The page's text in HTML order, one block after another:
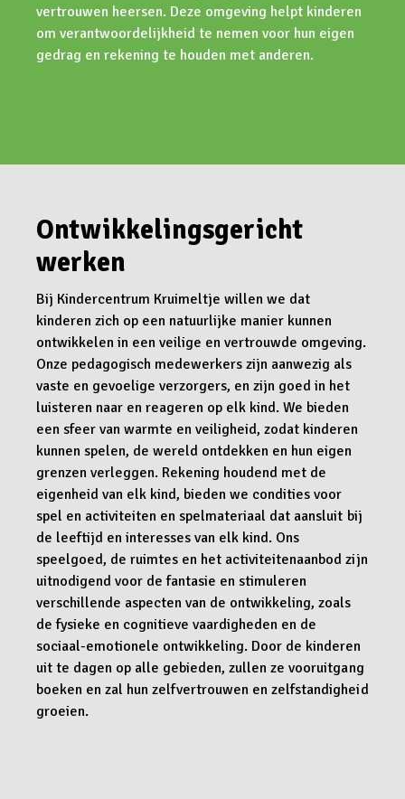
vertrouwen heersen. Deze omgeving helpt kinderen
om verantwoordelijkheid te nemen voor hun eigen
gedrag en rekening te houden met anderen.
Ontwikkelingsgericht
werken
Bij Kindercentrum Kruimeltje willen we dat
kinderen zich op een natuurlijke manier kunnen
ontwikkelen in een veilige en vertrouwde omgeving.
Onze pedagogisch medewerkers zijn aanwezig als
vaste en gevoelige verzorgers, en zijn goed in het
luisteren naar en reageren op elk kind. We bieden
een sfeer van warmte en veiligheid, zodat kinderen
kunnen spelen, de wereld ontdekken en hun eigen
grenzen verleggen. Rekening houdend met de
eigenheid van elk kind, bieden we condities voor
spel en activiteiten en spelmateriaal dat aansluit bij
de leeftijd en interesses van elk kind. Ons
speelgoed, de ruimtes en het activiteitenaanbod zijn
uitnodigend voor de fantasie en stimuleren
verschillende aspecten van de ontwikkeling, zoals
de fysieke en cognitieve vaardigheden en de
sociaal-emotionele ontwikkeling. Door de kinderen
uit te dagen op alle gebieden, zullen ze vooruitgang
boeken en zal hun zelfvertrouwen en zelfstandigheid
groeien.